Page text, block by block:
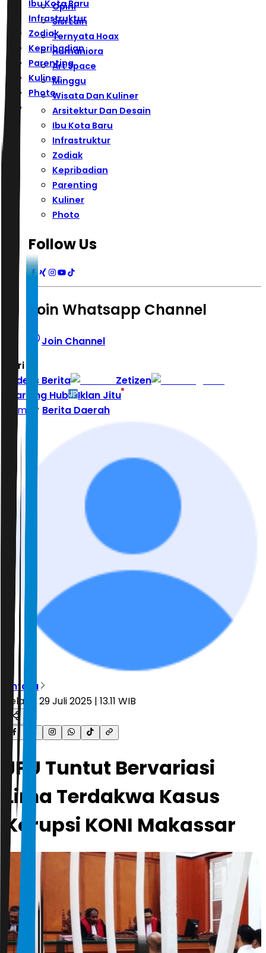
Ibu Kota Baru
Infrastruktur
Zodiak
Kepribadian
Parenting
Kuliner
Photo
Opini
Sisi Lain
Ternyata Hoax
Humaniora
Art Space
Minggu
Wisata Dan Kuliner
Arsitektur Dan Desain
Ibu Kota Baru
Infrastruktur
Zodiak
Kepribadian
Parenting
Kuliner
Photo
Follow Us
Join Whatsapp Channel
Join Channel
Hari ini
Indeks Berita
Zetizen
Learning Hub
Iklan Jitu
Home
Berita Daerah
Antara
Selasa, 29 Juli 2025 | 13.11 WIB
JPU Tuntut Bervariasi
Lima Terdakwa Kasus
Korupsi KONI Makassar